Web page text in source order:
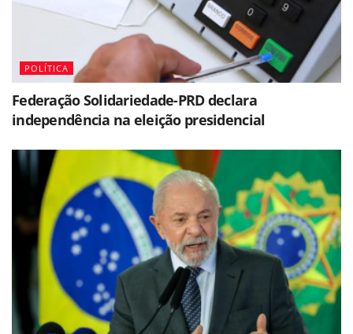
POLÍTICA
Federação Solidariedade-PRD declara
independência na eleição presidencial